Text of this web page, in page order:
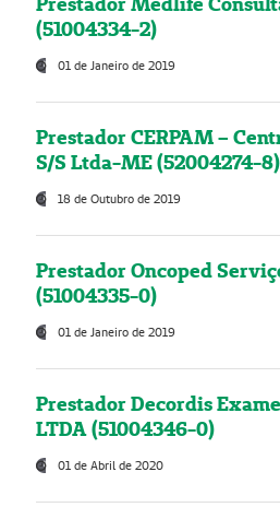
(51004334-2)
01 de Janeiro de 2019
Prestador CERPAM –
S/S Ltda-ME (52004274-8)
18 de Outubro de 2019
Prestador Oncoped
(51004335-0)
01 de Janeiro de 2019
Prestador Decordis
LTDA (51004346-0)
01 de Abril de 2020